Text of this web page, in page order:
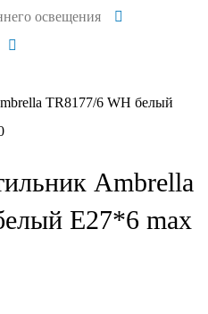
освещения
TR8177/6 WH белый
Ambrella
E27*6 max